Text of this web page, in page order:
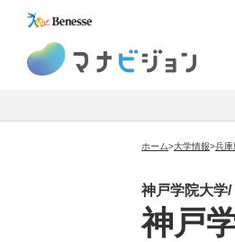
ホーム>大学情報>兵庫
神戸学院大学/
神戸